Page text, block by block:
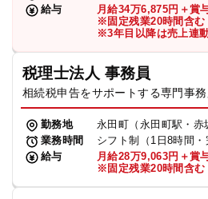
給与
月給34万6,875円＋賞
※固定残業20時間含む
※3年目以降は売上連
税理士法人 事務員
相続税申告をサポートする専門事
勤務地
永田町（永田町駅・赤
業務時間
シフト制（1日8時間・
給与
月給28万9,063円＋賞
※固定残業20時間含む